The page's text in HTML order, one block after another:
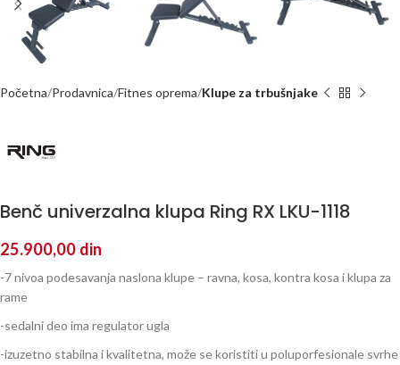
Početna Prodavnica Fitnes oprema Klupe za trbušnjake
Benč univerzalna klupa Ring RX LKU-1118
25.900,00 din
-7 nivoa podesavanja naslona klupe – ravna, kosa, kontra kosa i klupa za
rame
-sedalni deo ima regulator ugla
-izuzetno stabilna i kvalitetna, može se koristiti u poluporfesionale svrhe